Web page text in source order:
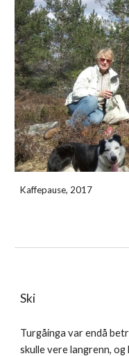
Kaffepause, 2017
Ski
Turgåinga var endå
skulle vere langrenn,